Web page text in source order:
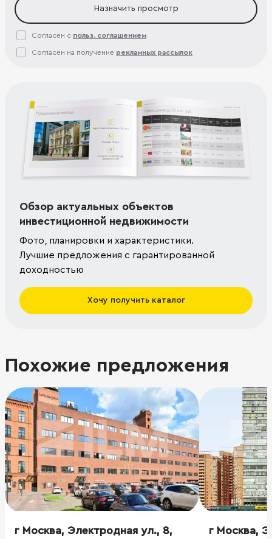
Назначить просмотр
Согласен с польз. соглашением
Согласен на получение рекламных рассылок
Обзор актуальных объектов
инвестиционной недвижимости
Фото, планировки и характеристики.
Лучшие предложения с гарантированной
доходностью
Хочу получить каталог
Похожие предложения
г Москва, Электродная ул., 8,
г Москва,